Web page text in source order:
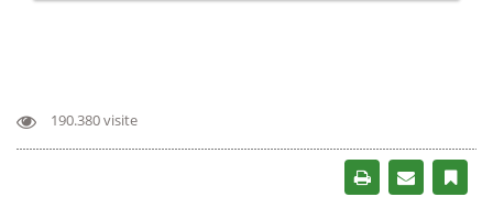
190.380 visite